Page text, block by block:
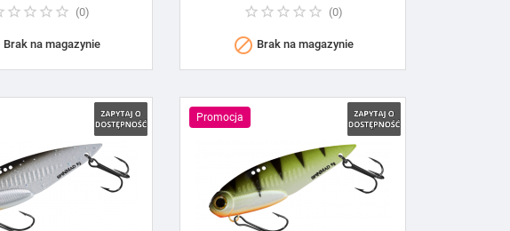
(0)
Brak na magazynie
(0)
 Brak na magazynie
Promocja